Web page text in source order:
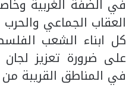
في الضفة الغربية
العقاب الجماعي
كل ابناء الشعب
على ضرورة تعزيز لجان
في المناطق القريبة